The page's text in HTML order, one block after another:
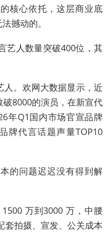
核心依托，这层商业底
撼动的。
艺人数量突破400位，其
人。欢网大数据显示，近
8000的演员，在新宣代
年Q1国内市场官宣品牌
牌代言话题声量TOP10
的问题迟迟没有得到解
万到3000 万，中腰
套拍摄、宣发、公关成本